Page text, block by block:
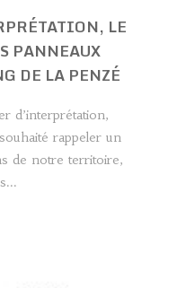
LE
PANNEAUX
DE LA PENZÉ
d’interprétation,
rappeler un
de notre territoire,